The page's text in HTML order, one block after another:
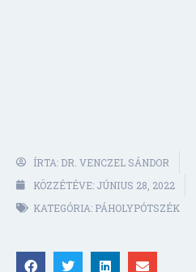
ÍRTA: DR. VENCZEL SÁNDOR
KÖZZÉTÉVE: JÚNIUS 28, 2022
KATEGÓRIA: PÁHOLYPÓTSZÉK